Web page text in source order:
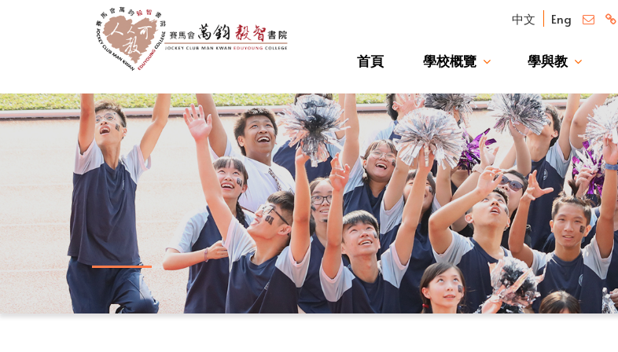
中文 Eng
首頁 學校概覽 學與教